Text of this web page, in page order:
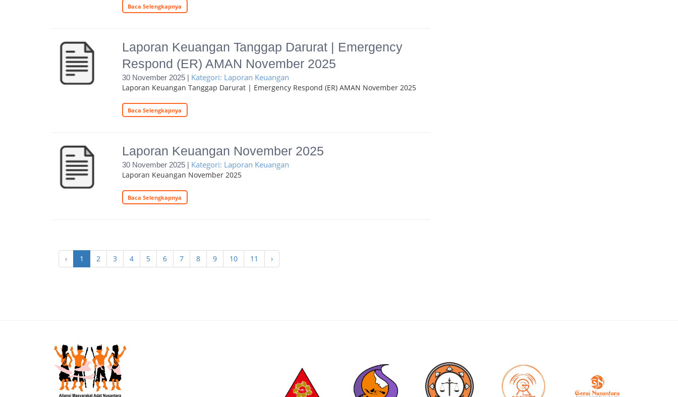
Baca Selengkapnya
Laporan Keuangan Tanggap Darurat | Emergency
Respond (ER) AMAN November 2025
30 November 2025 | Kategori: Laporan Keuangan
Laporan Keuangan Tanggap Darurat | Emergency Respond (ER) AMAN November 2025
Baca Selengkapnya
Laporan Keuangan November 2025
30 November 2025 | Kategori: Laporan Keuangan
Laporan Keuangan November 2025
Baca Selengkapnya
‹ 1 2 3 4 5 6 7 8 9 10 11 ›